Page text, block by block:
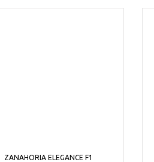
ZANAHORIA ELEGANCE F1